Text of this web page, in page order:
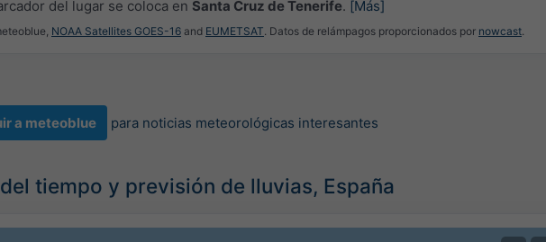
del lugar se coloca en Santa Cruz de Tenerife. [Más]
NOAA Satellites GOES-16 and EUMETSAT. Datos de relámpagos proporcionados por nowcast.
a meteoblue para noticias meteorológicas interesantes
tiempo y previsión de lluvias, España